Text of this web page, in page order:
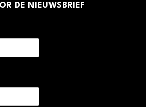
DE NIEUWSBRIEF